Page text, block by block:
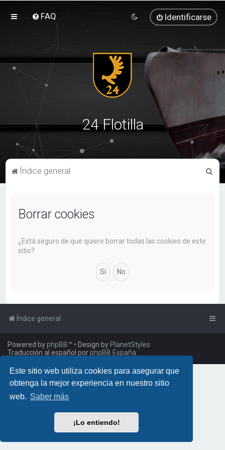
Este sitio web utiliza cookies para asegurar que
obtenga la mejor experiencia en nuestro sitio
web. Saber más
¡Lo entiendo!
FAQ Identificarse
24 Flotilla
Índice general
Borrar cookies
¿Está seguro de que quiere borrar todas las cookies de este
sitio?
Índice general
Powered byphpBB™ • Design byPlanetStyles
Traducción al español porphpBB España